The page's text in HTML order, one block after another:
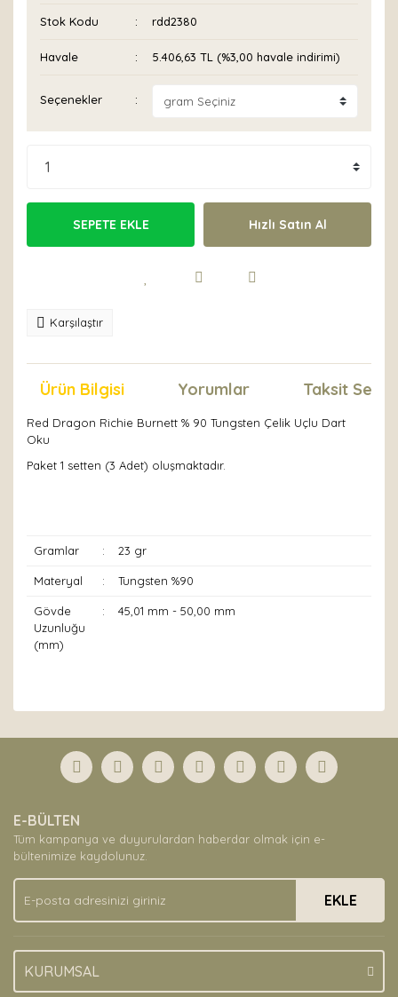
Stok Kodu rdd2380
Havale 5.406,63 TL (%3,00 havale indirimi)
Seçenekler
SEPETE EKLE Hızlı Satın Al
Karşılaştır
Ürün Bilgisi Yorumlar Taksit
Red Dragon Richie Burnett % 90 Tungsten Çelik Uçlu Dart
Oku
Paket 1 setten (3 Adet) oluşmaktadır.
Gramlar : 23 gr
Materyal : Tungsten %90
Gövde
Uzunluğu
(mm)
: 45,01 mm - 50,00 mm
Yorum Yaz
formunu kullanarak tarafımıza iletebilirsiniz.
Görüş ve önerileriniz için teşekkür ederiz.
Ürün açıklamasında eksik bilgiler bulunuyor.
Ürün bilgilerinde hatalar bulunuyor.
Ürün fiyatı diğer sitelerden daha pahalı.
Bu ürüne benzer farklı alternatifler olmalı.
E-BÜLTEN
Tüm kampanya ve duyurulardan haberdar olmak için e-
bültenimize kaydolunuz.
EKLE
KURUMSAL